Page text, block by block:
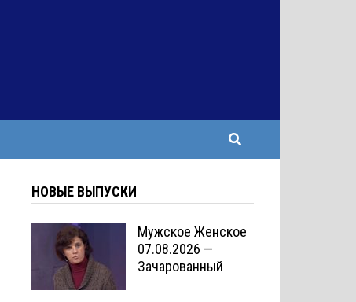
НОВЫЕ ВЫПУСКИ
Мужское Женское
07.08.2026 —
Зачарованный